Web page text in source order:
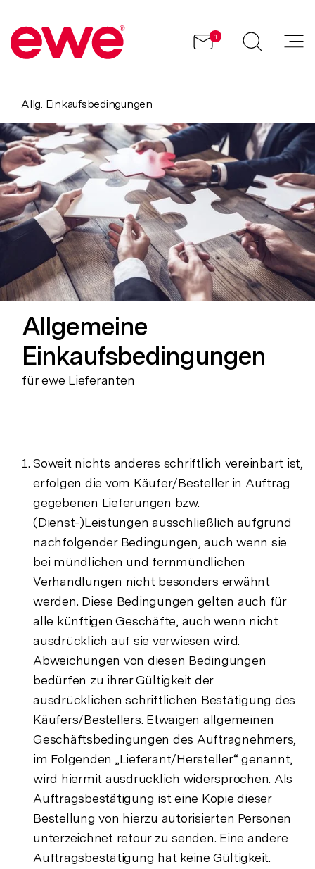
1
Allg. Einkaufsbedingungen
Allgemeine
Einkaufsbedingungen
für ewe Lieferanten
Soweit nichts anderes schriftlich vereinbart ist,
erfolgen die vom Käufer/Besteller in Auftrag
gegebenen Lieferungen bzw.
(Dienst-)Leistungen ausschließlich aufgrund
nachfolgender Bedingungen, auch wenn sie
bei mündlichen und fernmündlichen
Verhandlungen nicht besonders erwähnt
werden. Diese Bedingungen gelten auch für
alle künftigen Geschäfte, auch wenn nicht
ausdrücklich auf sie verwiesen wird.
Abweichungen von diesen Bedingungen
bedürfen zu ihrer Gültigkeit der
ausdrücklichen schriftlichen Bestätigung des
Käufers/Bestellers. Etwaigen allgemeinen
Geschäftsbedingungen des Auftragnehmers,
im Folgenden „Lieferant/Hersteller“ genannt,
wird hiermit ausdrücklich widersprochen. Als
Auftragsbestätigung ist eine Kopie dieser
Bestellung von hierzu autorisierten Personen
unterzeichnet retour zu senden. Eine andere
Auftragsbestätigung hat keine Gültigkeit.